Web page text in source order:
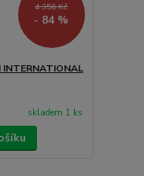
4 356 Kč
- 84 %
skladem 1 ks